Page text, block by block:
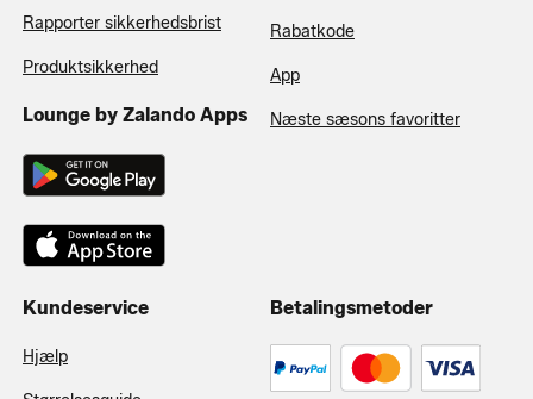
Rapporter sikkerhedsbrist
Produktsikkerhed
Lounge by Zalando Apps
Rabatkode
App
Næste sæsons favoritter
Kundeservice
Hjælp
Betalingsmetoder